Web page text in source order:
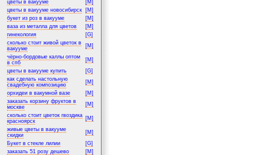
цветы в вакууме
[M]
цветы в вакууме новосибирск
[M]
букет из роз в вакууме
[M]
ваза из металла для цветов
[M]
гинекология
[G]
сколько стоит живой цветок в
вакууме
[M]
чёрно-бордовые каллы оптом
в спб
[M]
цветы в вакууме купить
[G]
как сделать настольную
свадебную композицию
[M]
орхидеи в вакумной вазе
[M]
заказать корзину фруктов в
москве
[M]
сколько стоит цветок гвоздика
красноярск
[M]
живые цветы в вакууме
скидки
[M]
Букет в стекле лилии
[G]
заказать 51 розу дешево
[M]